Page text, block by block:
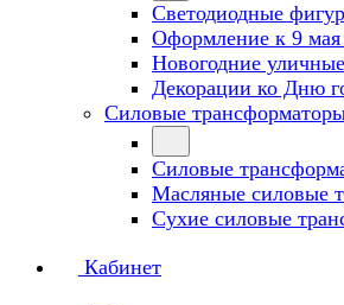
Светодиодные
Оформление к 9
Новогодние
Декорации ко Дню
Силовые
Силовые
Масляные силовые
Сухие силовые
Кабинет